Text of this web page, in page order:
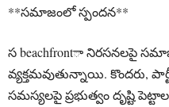
**సమాజంలో స్పందన**
స beachfrontా నిరసనలపై
వ్యక్తమవుతున్నాయి. కొందరు,
సమస్యలపై ప్రభుత్వం దృష్టి